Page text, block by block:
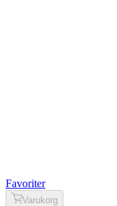
Favoriter
Varukorg